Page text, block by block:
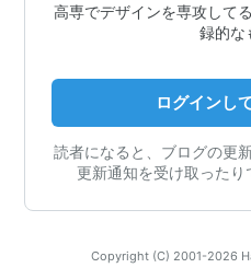
高専でデザインを専攻して
録的な
ログインし
読者になると、ブログの更
更新通知を受け取ったり
Copyright (C) 2001-2026